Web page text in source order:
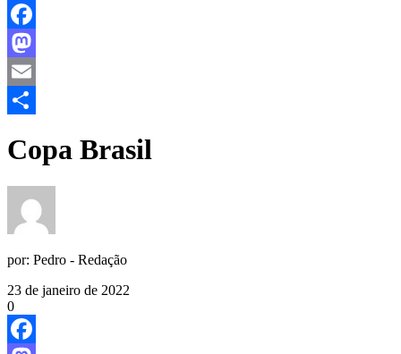
Facebook
Mastodon
Email
Copa Brasil
por: Pedro - Redação
23 de janeiro de 2022
0